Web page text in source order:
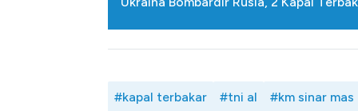
#kapal terbakar #tni al #km sinar mas